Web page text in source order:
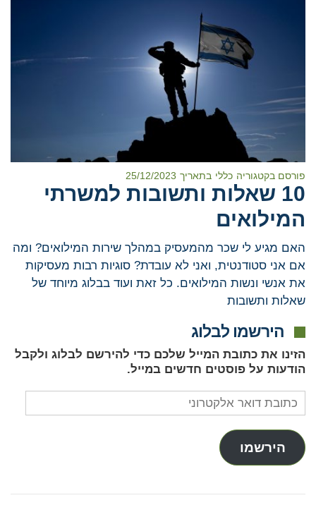
פורסם בקטגוריה כללי בתאריך 25/12/2023
10 שאלות ותשובות למשרתי
המילואים
האם מגיע לי שכר מהמעסיק במהלך שירות המילואים? ומה
אם אני סטודנטית, ואני לא עובדת? סוגיות רבות מעסיקות
את אנשי ונשות המילואים. כל זאת ועוד בבלוג מיוחד של
שאלות ותשובות
הירשמו לבלוג
הזינו את כתובת המייל שלכם כדי להירשם לבלוג ולקבל
הודעות על פוסטים חדשים במייל.
כתובת
דואר
אלקטרוני
הירשמו